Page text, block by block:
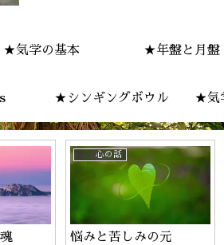
★気学の基本 ★年盤と月盤
★シンギングボウル ★気
心の話
悩みと苦しみの元